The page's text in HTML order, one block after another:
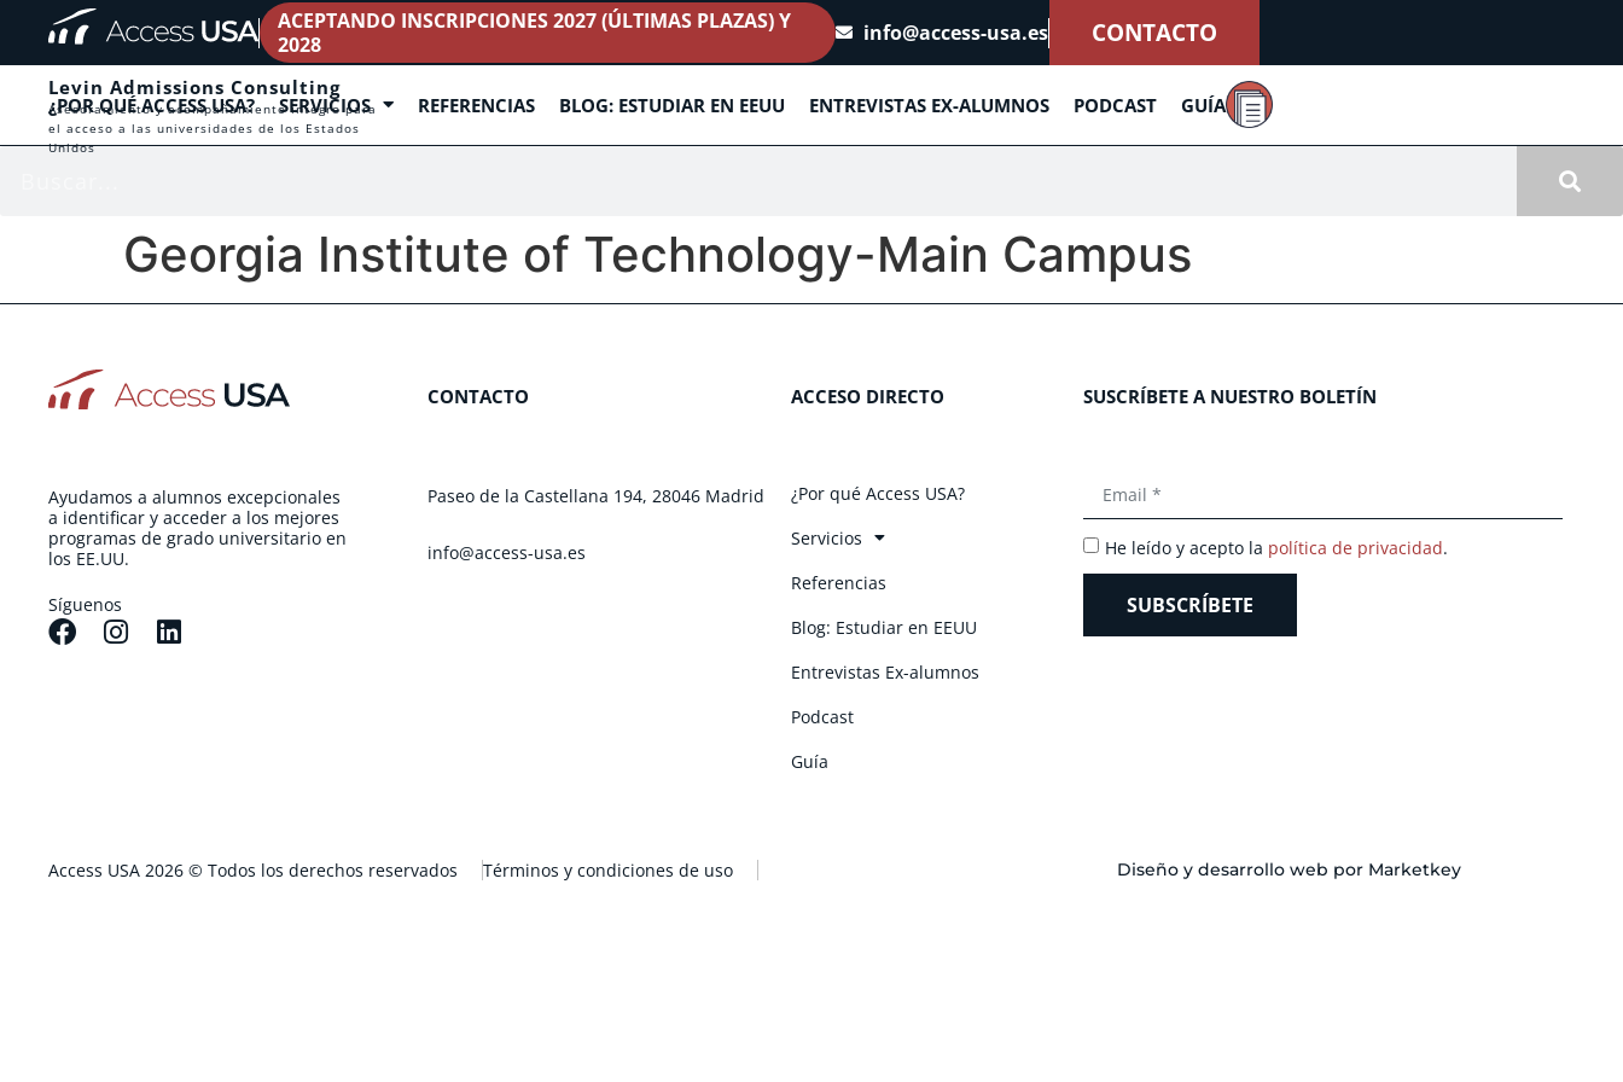
ACEPTANDO INSCRIPCIONES 2027 (ÚLTIMAS PLAZAS) Y
2028
info@access-usa.es CONTACTO
Levin Admissions Consulting
Asesoramiento y acompañamiento íntegro para
el acceso a las universidades de los Estados
Unidos
¿POR QUÉ ACCESS USA? SERVICIOS REFERENCIAS BLOG: ESTUDIAR EN EEUU ENTREVISTAS EX-ALUMNOS PODCAST GUÍA
Georgia Institute of Technology-Main Campus
Ayudamos a alumnos excepcionales
a identificar y acceder a los mejores
programas de grado universitario en
los EE.UU.
Síguenos
CONTACTO
Paseo de la Castellana 194, 28046 Madrid
info@access-usa.es
ACCESO DIRECTO
¿Por qué Access USA?
Servicios
Referencias
Blog: Estudiar en EEUU
Entrevistas Ex-alumnos
Podcast
Guía
SUSCRÍBETE A NUESTRO BOLETÍN
He leído y acepto la política de privacidad.
SUBSCRÍBETE
Access USA 2026 © Todos los derechos reservados Términos y condiciones de uso Diseño y desarrollo web por Marketkey